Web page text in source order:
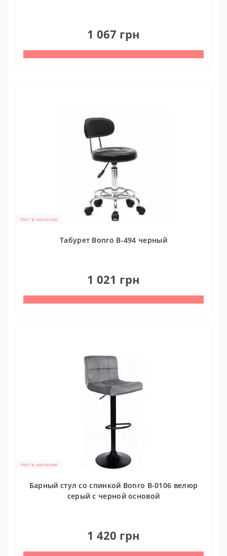
1 067 грн
Нет в наличии
Табурет Bonro B-494 черный
1 021 грн
Нет в наличии
Барный стул со спинкой Bonro B-0106 велюр
серый с черной основой
1 420 грн